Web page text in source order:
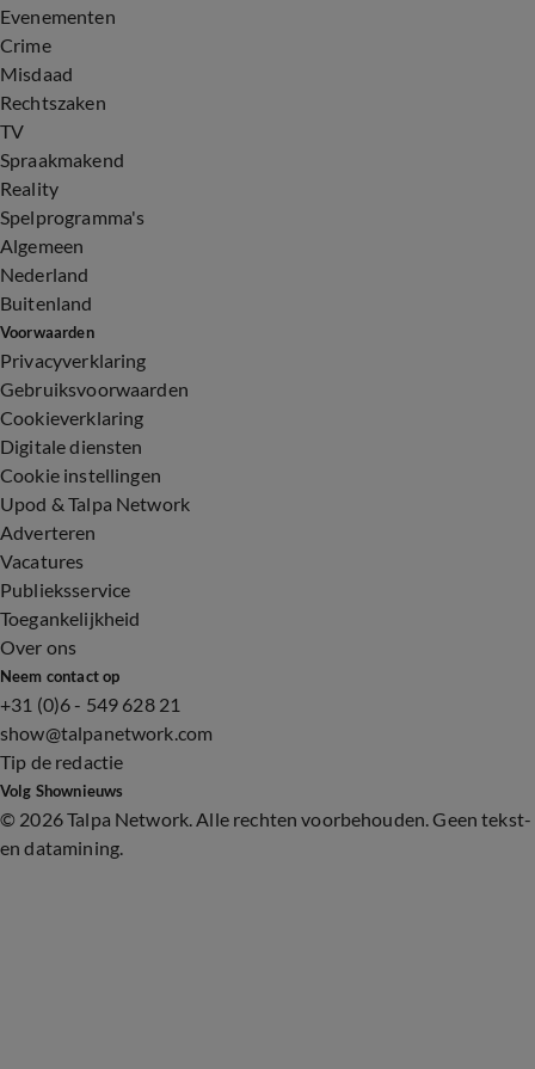
Evenementen
Crime
Misdaad
Rechtszaken
TV
Spraakmakend
Reality
Spelprogramma's
Algemeen
Nederland
Buitenland
Voorwaarden
Privacyverklaring
Gebruiksvoorwaarden
Cookieverklaring
Digitale diensten
Cookie instellingen
Upod & Talpa Network
Adverteren
Vacatures
Publieksservice
Toegankelijkheid
Over ons
Neem contact op
+31 (0)6 - 549 628 21
show@talpanetwork.com
Tip de redactie
Volg Shownieuws
© 2026 Talpa Network. Alle rechten voorbehouden. Geen tekst-
en datamining.